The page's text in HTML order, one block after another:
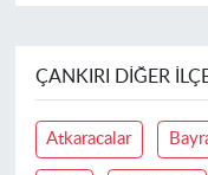
ÇANKIRI DIĞER
Atkaracalar